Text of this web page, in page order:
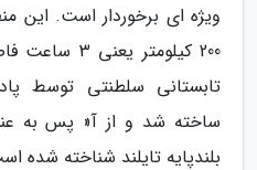
ویژه ای برخوردار است. این
تابستانی سلطنتی توسط
ساخته شد و از آ« پس به
بلندپایه تایلند شناخته شده